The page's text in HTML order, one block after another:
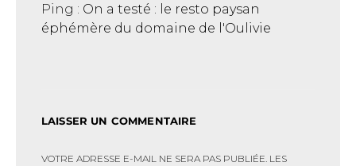
Ping : On a testé : le resto paysan
éphémère du domaine de l'Oulivie
LAISSER UN COMMENTAIRE
VOTRE ADRESSE E-MAIL NE SERA PAS PUBLIÉE. LES